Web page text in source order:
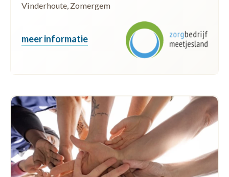
Vinderhoute, Zomergem
meer informatie